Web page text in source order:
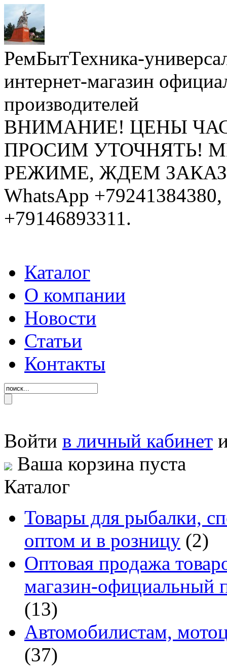
РемБытТехника-
интернет-магазин
производителей
ВНИМАНИЕ! ЦЕНЫ
ПРОСИМ УТОЧНЯТЬ!
РЕЖИМЕ, ЖДЕМ ЗАКАЗЫ:
WhatsApp
+79146893311.
Каталог
О компании
Новости
Статьи
Контакты
Войти в личный кабинет
Ваша корзина пуста
Каталог
Товары для рыбалки,
оптом и в розницу (2)
Оптовая продажа
магазин-официальный
(13)
Автомобилистам,
(37)